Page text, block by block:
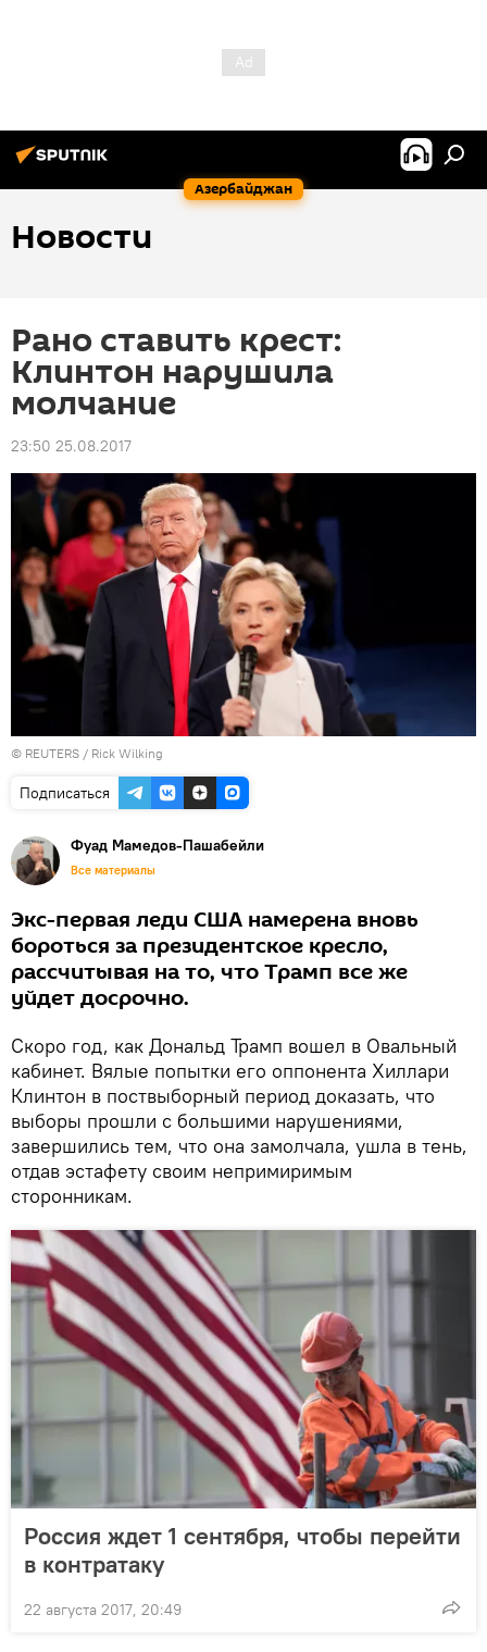
Азербайджан
Новости
Рано ставить крест:
Клинтон нарушила
молчание
23:50 25.08.2017
© REUTERS / Rick Wilking
Подписаться
Фуад Мамедов-Пашабейли
Все материалы
Экс-первая леди США намерена вновь
бороться за президентское кресло,
рассчитывая на то, что Трамп все же
уйдет досрочно.
Скоро год, как Дональд Трамп вошел в Овальный
кабинет. Вялые попытки его оппонента Хиллари
Клинтон в поствыборный период доказать, что
выборы прошли с большими нарушениями,
завершились тем, что она замолчала, ушла в тень,
отдав эстафету своим непримиримым
сторонникам.
Россия ждет 1 сентября, чтобы перейти
в контратаку
22 августа 2017, 20:49